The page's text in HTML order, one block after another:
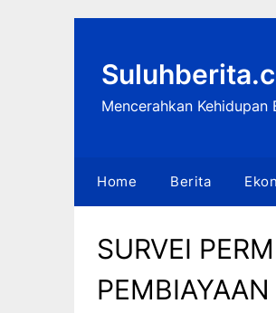
Mencerahkan Kehidupan
Home Berita
SURVEI